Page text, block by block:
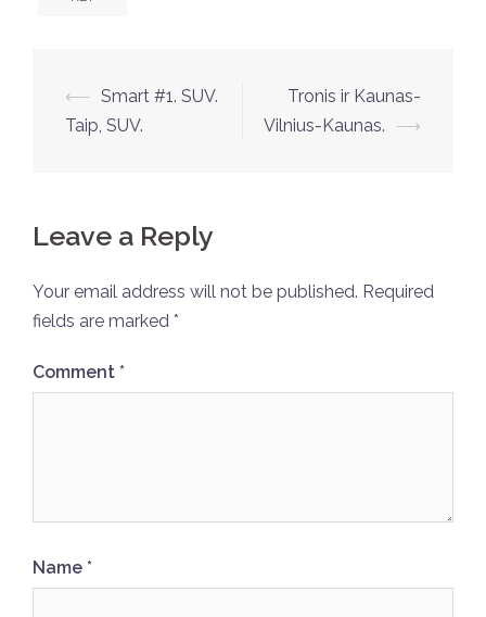
Post
navigation
⟵ Smart #1. SUV.
Taip, SUV.
Tronis ir Kaunas-
Vilnius-Kaunas.
⟶
Leave a Reply
Your email address will not be published. Required
fields are marked *
Comment *
Name *